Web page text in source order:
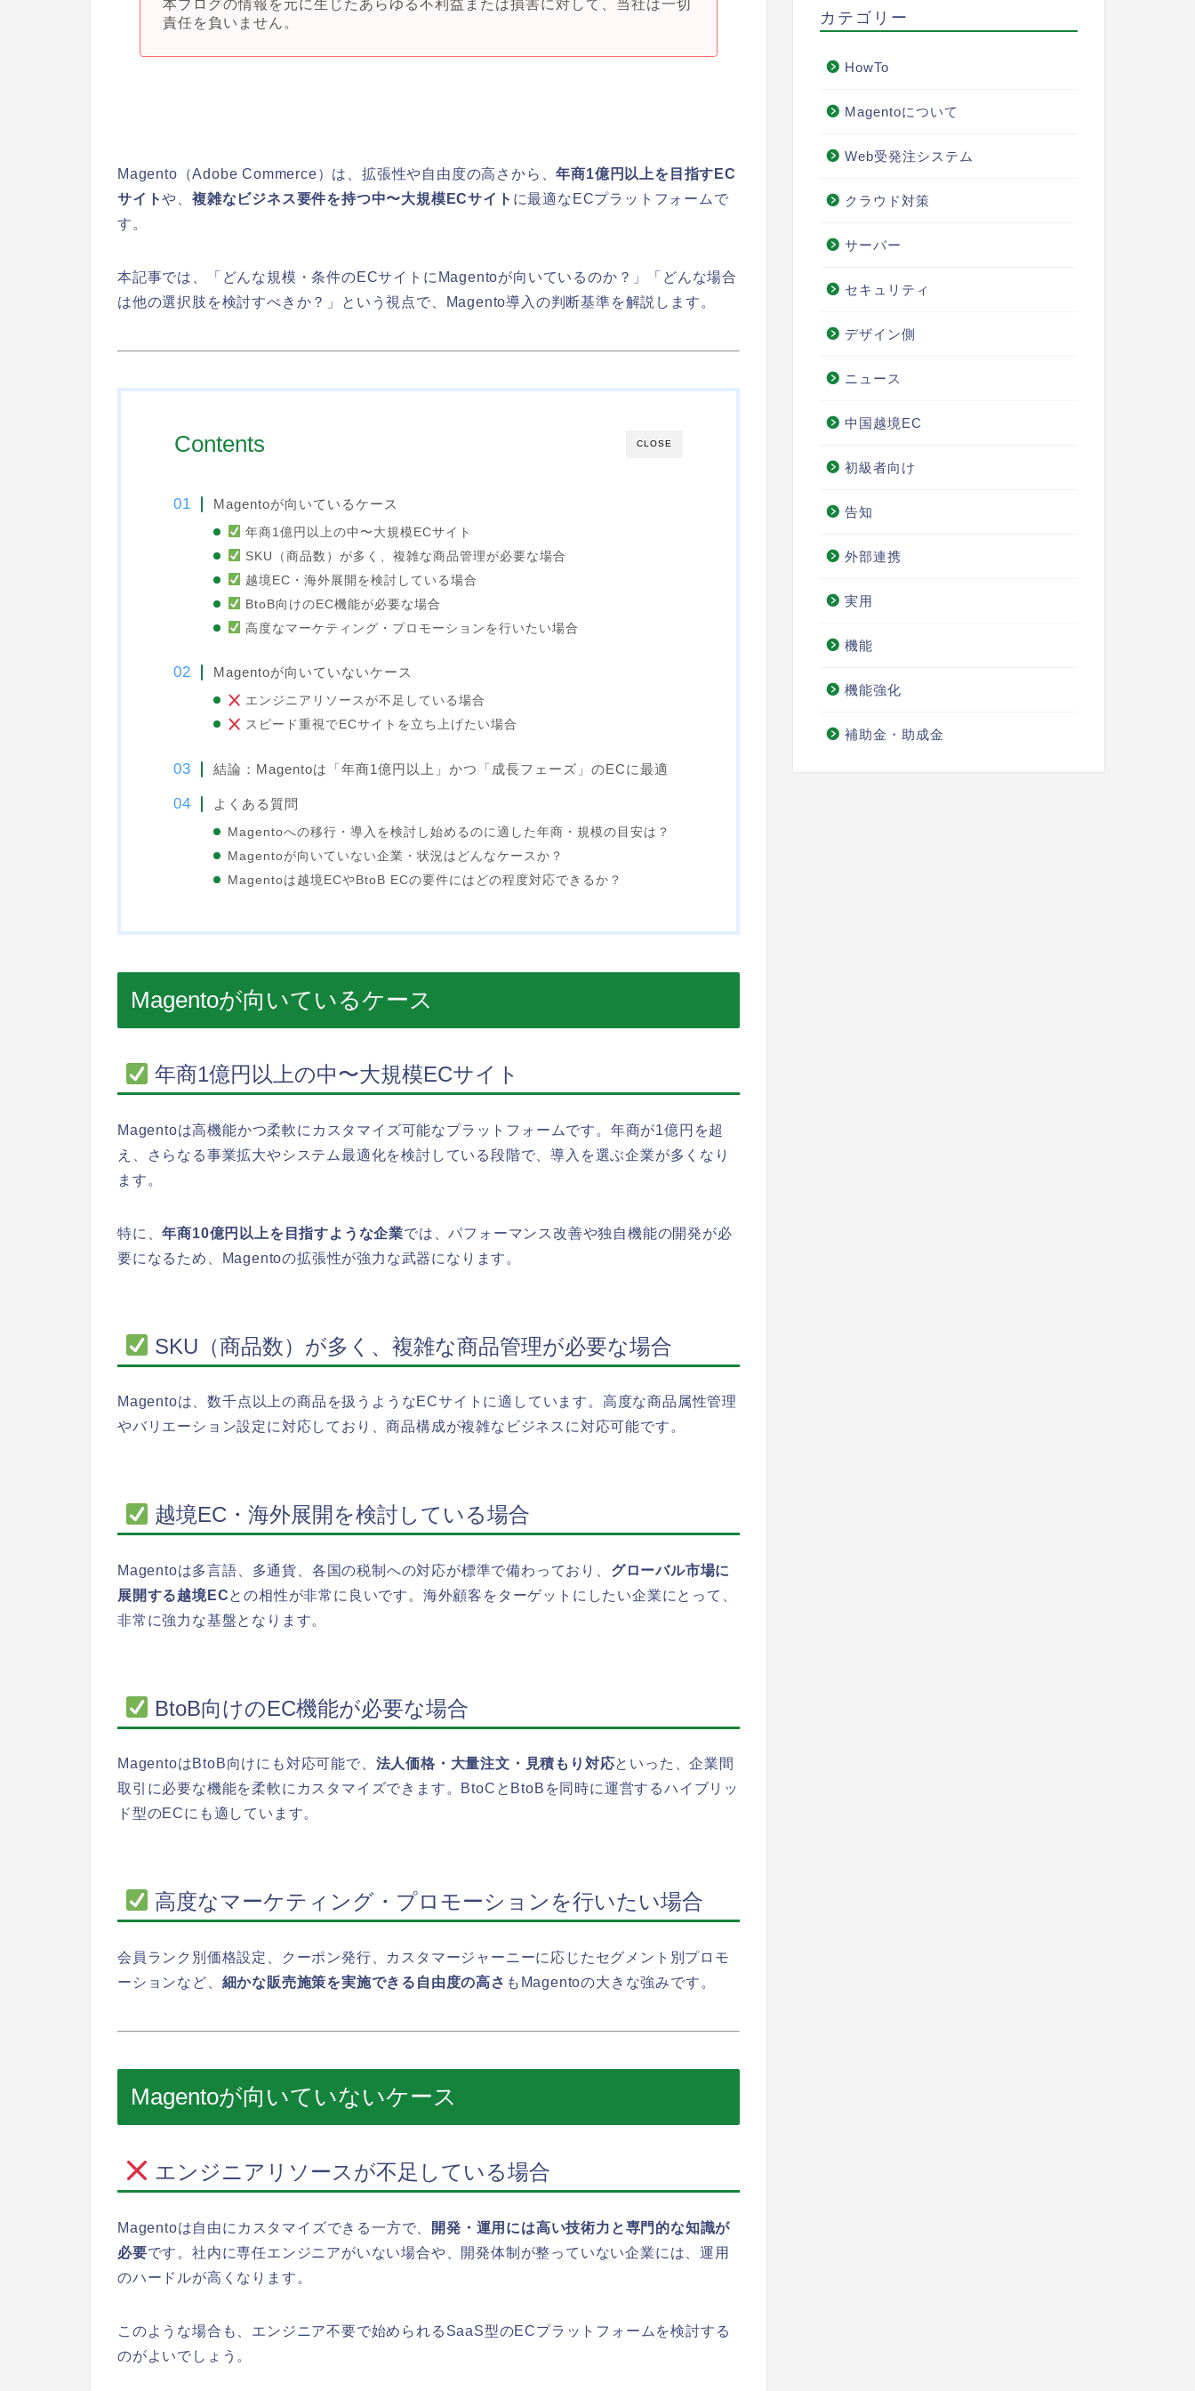
本ブログの情報を元に生じたあらゆる不利益または損害に対して、当社は一切
責任を負いません。
Magento（Adobe Commerce）は、拡張性や自由度の高さから、年商1億円以上を目指すEC
サイトや、複雑なビジネス要件を持つ中〜大規模ECサイト に最適なECプラットフォームで
す。
本記事では、「どんな規模・条件のECサイトにMagentoが向いているのか？」「どんな場合
は他の選択肢を検討すべきか？」という視点で、Magento導入の判断基準を解説します。
CLOSE
Contents
Magentoが向いているケース
年商1億円以上の中〜大規模ECサイト
SKU（商品数）が多く、複雑な商品管理が必要な場合
越境EC・海外展開を検討している場合
BtoB向けのEC機能が必要な場合
高度なマーケティング・プロモーションを行いたい場合
Magentoが向いていないケース
エンジニアリソースが不足している場合
スピード重視でECサイトを立ち上げたい場合
結論：Magentoは「年商1億円以上」かつ「成長フェーズ」のECに最適
よくある質問
Magentoへの移行・導入を検討し始めるのに適した年商・規模の目安は？
Magentoが向いていない企業・状況はどんなケースか？
Magentoは越境ECやBtoB ECの要件にはどの程度対応できるか？
Magentoが向いているケース
年商1億円以上の中〜大規模ECサイト
Magentoは高機能かつ柔軟にカスタマイズ可能なプラットフォームです。年商が1億円を超
え、さらなる事業拡大やシステム最適化を検討している段階で、導入を選ぶ企業が多くなり
ます。
特に、年商10億円以上を目指すような企業では、パフォーマンス改善や独自機能の開発が必
要になるため、Magentoの拡張性が強力な武器になります。
SKU（商品数）が多く、複雑な商品管理が必要な場合
Magentoは、数千点以上の商品を扱うようなECサイトに適しています。高度な商品属性管理
やバリエーション設定に対応しており、商品構成が複雑なビジネスに対応可能です。
越境EC・海外展開を検討している場合
Magentoは多言語、多通貨、各国の税制への対応が標準で備わっており、 グローバル市場に
展開する越境ECとの相性が非常に良いです。海外顧客をターゲットにしたい企業にとって、
非常に強力な基盤となります。
BtoB向けのEC機能が必要な場合
MagentoはBtoB向けにも対応可能で、 法人価格・大量注文・見積もり対応といった、企業間
取引に必要な機能を柔軟にカスタマイズできます。BtoCとBtoBを同時に運営するハイブリッ
ド型のECにも適しています。
高度なマーケティング・プロモーションを行いたい場合
会員ランク別価格設定、クーポン発行、カスタマージャーニーに応じたセグメント別プロモ
ーションなど、 細かな販売施策を実施できる自由度の高さ もMagentoの大きな強みです。
Magentoが向いていないケース
エンジニアリソースが不足している場合
Magentoは自由にカスタマイズできる一方で、
開発・運用には高い技術力と専門的な知識が
必要です。社内に専任エンジニアがいない場合や、開発体制が整っていない企業には、運用
のハードルが高くなります。
このような場合も、エンジニア不要で始められるSaaS型のECプラットフォームを検討する
のがよいでしょう。
カテゴリー
HowTo
Magentoについて
Web受発注システム
クラウド対策
サーバー
セキュリティ
デザイン側
ニュース
中国越境EC
初級者向け
告知
外部連携
実用
機能
機能強化
補助金・助成金